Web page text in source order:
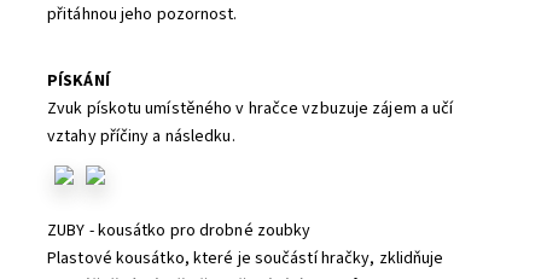
přitáhnou jeho pozornost.
PÍSKÁNÍ
Zvuk pískotu umístěného v hračce vzbuzuje zájem a učí
vztahy příčiny a následku.
ZUBY - kousátko pro drobné zoubky
Plastové kousátko, které je součástí hračky, zklidňuje